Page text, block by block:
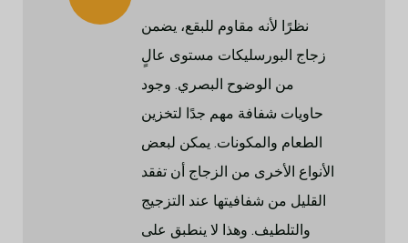
نظرًا لأنه مقاوم للبقع، يضمن
زجاج البورسليكات مستوى عالٍ
من الوضوح البصري. وجود
حاويات شفافة مهم جدًا لتخزين
الطعام والمكونات. يمكن لبعض
الأنواع الأخرى من الزجاج أن تفقد
القليل من شفافيتها عند التزجيج
والتلطيف. وهذا لا ينطبق على